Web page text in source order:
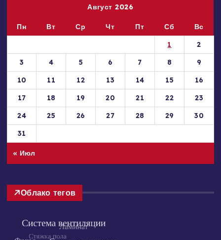
Август 2026
Сб
Вс
1
2
3
4 5 6 7 8
9
10
11 12 13 14 15
16
17
18 19 20 21 22
23
24
31